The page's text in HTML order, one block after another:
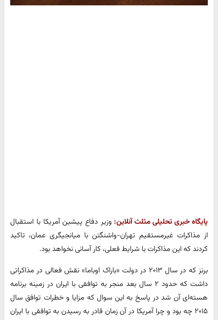
پایگاه خبری تحلیلی مثلث آنلاین: وزیر دفاع پیشین آمریکا با استقبال
از مذاکرات غیرمستقیم تهران-واشنگتن با میانجیگری عمان، تاکید
کردند که این مذاکرات با شرایط فعلی، کار آسانی نخواهد بود.
برنز که در سال ۲۰۱۳ در دولت «باراک اوباما» نقش فعالی در مذاکراتی
داشت که حدود ۲ سال بعد منجر به توافقی با ایران در زمینه برنامه
هسته‌ای آن شد در پاسخ به این سوال که مزایا و خطرات توافق سال
۲۰۱۵ چه بود و چرا آمریکا در آن زمان قادر به رسیدن به توافقی با ایران